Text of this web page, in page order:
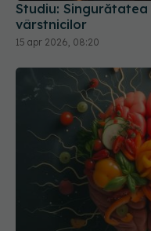
Studiu:
vârstnicilor
15 apr 2026, 08:20